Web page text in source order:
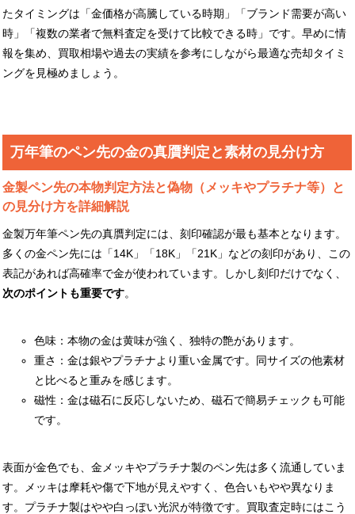
たタイミングは「金価格が高騰している時期」「ブランド需要が高い
時」「複数の業者で無料査定を受けて比較できる時」です。早めに情
報を集め、買取相場や過去の実績を参考にしながら最適な売却タイミ
ングを見極めましょう。
万年筆のペン先の金の真贋判定と素材の見分け方
金製ペン先の本物判定方法と偽物（メッキやプラチナ等）と
の見分け方を詳細解説
金製万年筆ペン先の真贋判定には、刻印確認が最も基本となります。
多くの金ペン先には「14K」「18K」「21K」などの刻印があり、この
表記があれば高確率で金が使われています。しかし刻印だけでなく、
次のポイントも重要です。
色味：本物の金は黄味が強く、独特の艶があります。
重さ：金は銀やプラチナより重い金属です。同サイズの他素材
と比べると重みを感じます。
磁性：金は磁石に反応しないため、磁石で簡易チェックも可能
です。
表面が金色でも、金メッキやプラチナ製のペン先は多く流通していま
す。メッキは摩耗や傷で下地が見えやすく、色合いもやや異なりま
す。プラチナ製はやや白っぽい光沢が特徴です。買取査定時にはこう